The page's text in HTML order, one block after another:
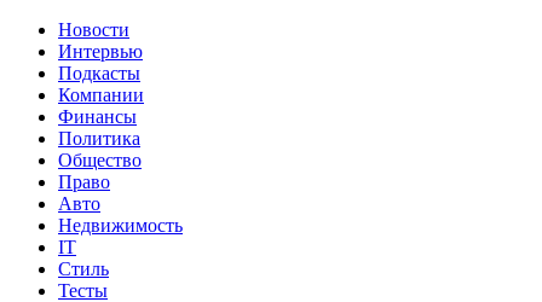
Новости
Интервью
Подкасты
Компании
Финансы
Политика
Общество
Право
Авто
Недвижимость
IT
Стиль
Тесты